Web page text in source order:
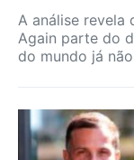
A análise revela
Again parte do
do mundo já